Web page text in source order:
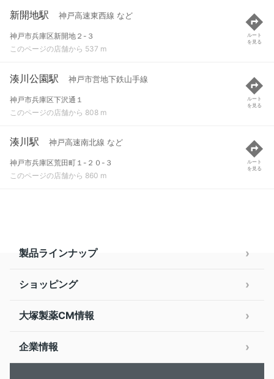
新開地駅 神戸高速東西線 など
神戸市兵庫区新開地２-３
このページの店舗から 537 m
ルート
を見る
湊川公園駅 神戸市営地下鉄山手線
神戸市兵庫区下沢通１
このページの店舗から 808 m
ルート
を見る
湊川駅 神戸高速南北線 など
神戸市兵庫区荒田町１-２０-３
このページの店舗から 860 m
ルート
を見る
製品ラインナップ
ショッピング
大塚製薬CM情報
企業情報